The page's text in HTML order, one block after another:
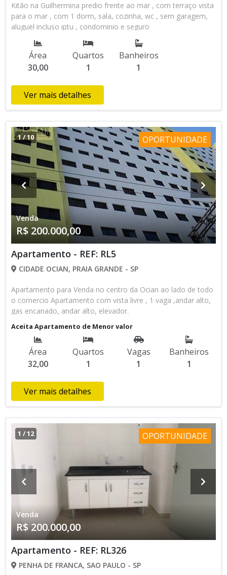
Kitão na Guilhermina predio frente ao mar , com terraço vista
para o mar , com 1 dorm, sala, cozinha, wc , sem garagem,
aluguel incluso iptu , condominio e seguro
Área
30,00
Quartos
1
Banheiros
1
Ver mais detalhes
1 /10 OPORTUNIDADE
Venda
R$ 200.000,00
Apartamento - REF: RL5
CIDADE OCIAN, PRAIA GRANDE - SP
Apartamento para Venda no centro da Ocian ao lado de todo
o comercio Apartamento com vista livre , 1 vaga ,andar alto,
gas encanado, andar alto, elevador.
Aceita Apartamento de Menor valor
Área
32,00
Quartos
1
Vagas
1
Banheiros
1
Ver mais detalhes
1 /12 OPORTUNIDADE
Venda
R$ 200.000,00
Apartamento - REF: RL326
PENHA DE FRANCA, SAO PAULO - SP